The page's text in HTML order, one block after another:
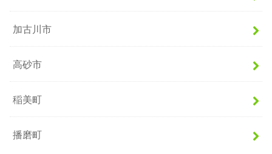
加古川市
高砂市
稲美町
播磨町